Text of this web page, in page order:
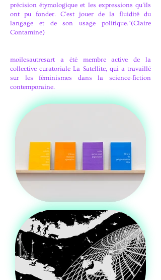
précision étymologique et les expressions qu’ils
ont pu fonder. C’est jouer de la fluidité du
langage et de son usage politique.”(Claire
Contamine)
moilesautresart a été membre active de la
collective curatoriale La Satellite, qui a travaillé
sur les féminismes dans la science-fiction
contemporaine.